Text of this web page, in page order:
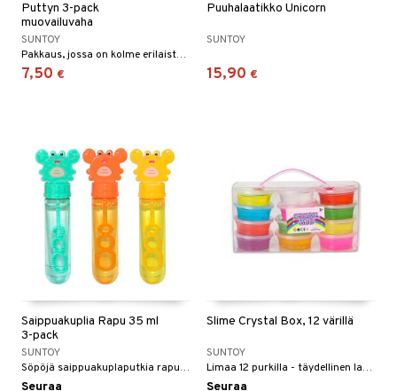
Puttyn 3-pack
muovailuvaha
SUNTOY
Pakkaus, jossa on kolme erilaista limaa ja savea.
7,50 €
Puuhalaatikko Unicorn
SUNTOY
15,90 €
Saippuakuplia Rapu 35 ml
3-pack
SUNTOY
Söpöjä saippuakuplaputkia rapulukolla.
Seuraa
Slime Crystal Box, 12 värillä
SUNTOY
Limaa 12 purkilla - täydellinen lahja!
Seuraa